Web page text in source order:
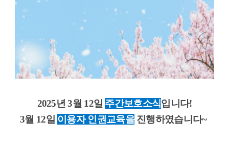
2025년 3월 12일 주간보호소식입니다!
3월 12일 이용자 인권교육을진행하였습니다~